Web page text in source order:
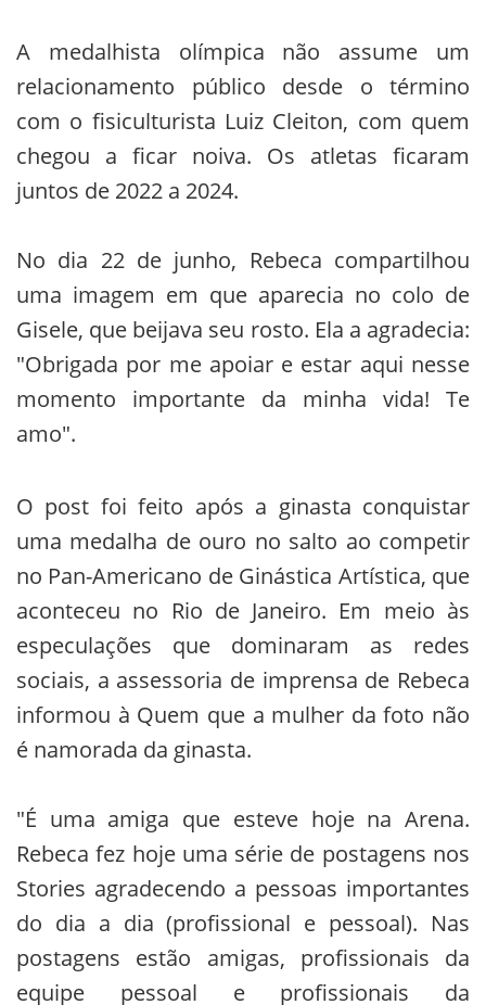
A medalhista olímpica não assume um
relacionamento público desde o término
com o fisiculturista Luiz Cleiton, com quem
chegou a ficar noiva. Os atletas ficaram
juntos de 2022 a 2024.
No dia 22 de junho, Rebeca compartilhou
uma imagem em que aparecia no colo de
Gisele, que beijava seu rosto. Ela a agradecia:
"Obrigada por me apoiar e estar aqui nesse
momento importante da minha vida! Te
amo".
O post foi feito após a ginasta conquistar
uma medalha de ouro no salto ao competir
no Pan-Americano de Ginástica Artística, que
aconteceu no Rio de Janeiro. Em meio às
especulações que dominaram as redes
sociais, a assessoria de imprensa de Rebeca
informou à Quem que a mulher da foto não
é namorada da ginasta.
"É uma amiga que esteve hoje na Arena.
Rebeca fez hoje uma série de postagens nos
Stories agradecendo a pessoas importantes
do dia a dia (profissional e pessoal). Nas
postagens estão amigas, profissionais da
equipe pessoal e profissionais da